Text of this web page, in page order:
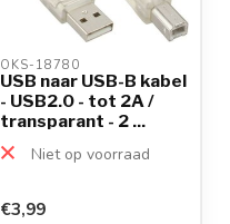
OKS-18780
USB naar USB-B kabel
- USB2.0 - tot 2A /
transparant - 2 ...
Niet op voorraad
€3,99